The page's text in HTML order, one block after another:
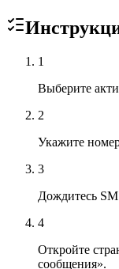
1
Выберите
2
Укажите
3
Дождитесь
4
Откройте
сообщения».